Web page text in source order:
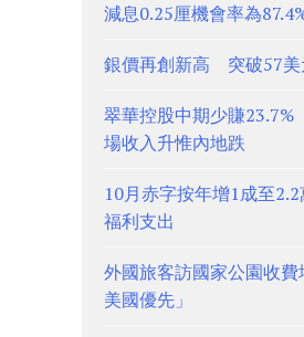
減息0.25厘機會率為
銀價再創新高 突破57美
翠華控股中期少賺
場收入升惟內地跌
10月赤字按年增1成至
福利支出
外國旅客訪國家公園收
美國優先」